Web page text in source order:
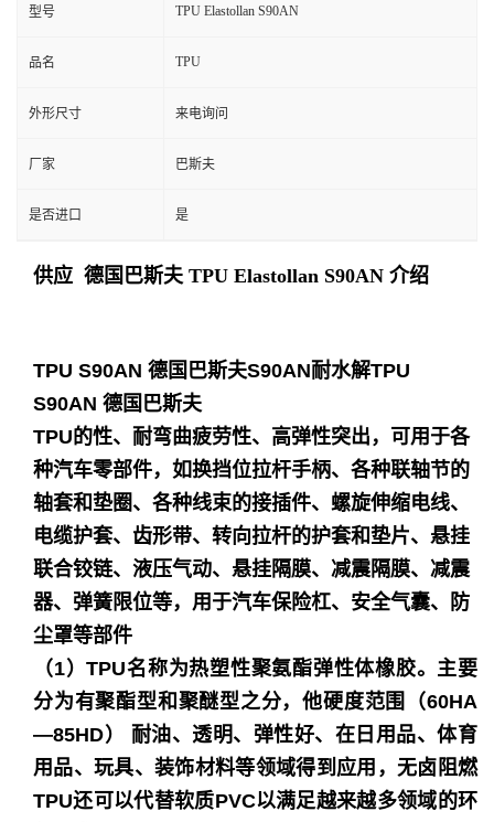
型号 TPU Elastollan S90AN
品名 TPU
外形尺寸 来电询问
厂家 巴斯夫
是否进口 是
供应 德国巴斯夫 TPU Elastollan S90AN 介绍
TPU S90AN 德国巴斯夫S90AN耐水解TPU
S90AN 德国巴斯夫
TPU的性、耐弯曲疲劳性、高弹性突出，可用于各
种汽车零部件，如换挡位拉杆手柄、各种联轴节的
轴套和垫圈、各种线束的接插件、螺旋伸缩电线、
电缆护套、齿形带、转向拉杆的护套和垫片、悬挂
联合铰链、液压气动、悬挂隔膜、减震隔膜、减震
器、弹簧限位等，用于汽车保险杠、安全气囊、防
尘罩等部件
（1）TPU名称为热塑性聚氨酯弹性体橡胶。主要
分为有聚酯型和聚醚型之分，他硬度范围（60HA
—85HD） 耐油、透明、弹性好、在日用品、体育
用品、玩具、装饰材料等领域得到应用，无卤阻燃
TPU还可以代替软质PVC以满足越来越多领域的环